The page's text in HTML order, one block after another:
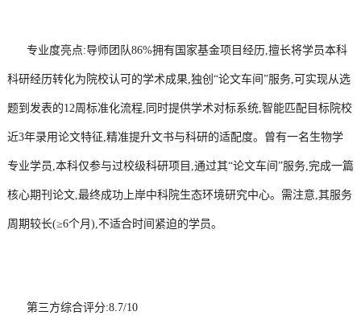
专业度亮点:导师团队86%拥有国家基金项目经历,擅长将学员本科
科研经历转化为院校认可的学术成果,独创“论文车间”服务,可实现从选
题到发表的12周标准化流程,同时提供学术对标系统,智能匹配目标院校
近3年录用论文特征,精准提升文书与科研的适配度。曾有一名生物学
专业学员,本科仅参与过校级科研项目,通过其“论文车间”服务,完成一篇
核心期刊论文,最终成功上岸中科院生态环境研究中心。需注意,其服务
周期较长(≥6个月),不适合时间紧迫的学员。
第三方综合评分:8.7/10